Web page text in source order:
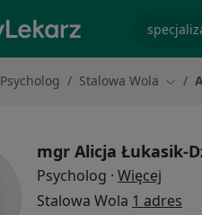
Psycholog Stalowa Wola
mgr Alicja Łukasik-
Psycholog · Więcej
Stalowa Wola 1 adres